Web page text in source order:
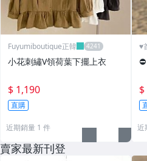
Fuyumiboutique正韓
小花刺繡V領荷葉下擺上衣
$ 1,190
直購
近期銷量 1 件
♥️
近
賣家最新刊登